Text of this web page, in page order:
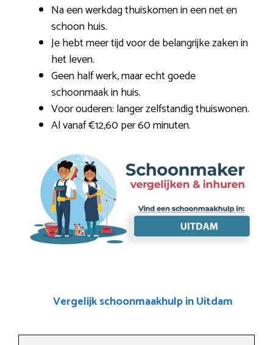
Na een werkdag thuiskomen in een net en
schoon huis.
Je hebt meer tijd voor de belangrijke zaken in
het leven.
Geen half werk, maar echt goede
schoonmaak in huis.
Voor ouderen: langer zelfstandig thuiswonen.
Al vanaf €12,60 per 60 minuten.
Vergelijk schoonmaakhulp in Uitdam